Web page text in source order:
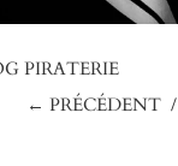
PIRATERIE
← PRÉCÉDENT /